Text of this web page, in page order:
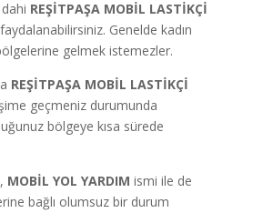
REŞİTPAŞA MOBİL LASTİKÇİ
Genelde kadın
gelmek istemezler.
REŞİTPAŞA MOBİL LASTİKÇİ
geçmeniz durumunda
bölgeye kısa sürede
, MOBİL YOL YARDIM ismi ile de
bağlı olumsuz bir durum